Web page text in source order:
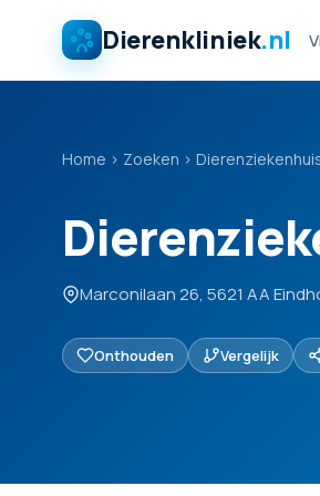
Dierenkliniek.nl
Home › Zoeken ›
Marconilaan 26, 5621 AA
Onthouden Vergelijk